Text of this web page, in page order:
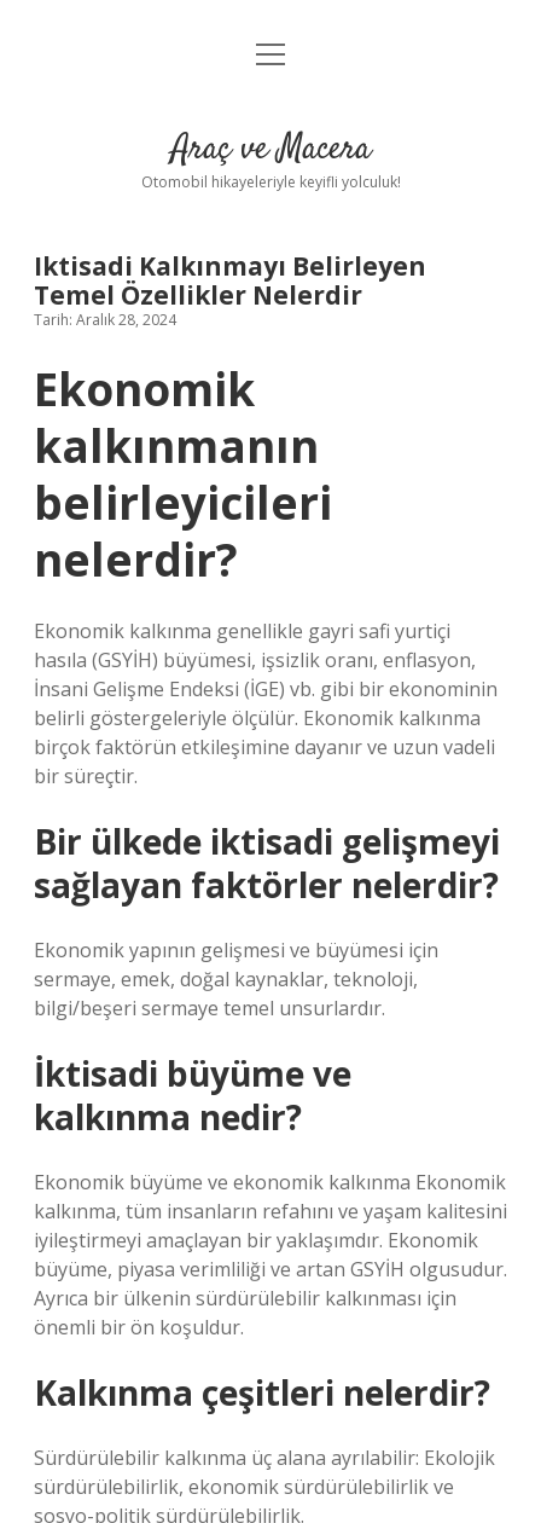
Anasayfa
Yasal Uyarı
menüyü
Araç ve Macera
Otomobil hikayeleriyle keyifli yolculuk!
Iktisadi Kalkınmayı Belirleyen
Temel Özellikler Nelerdir
Tarih: Aralık 28, 2024
Ekonomik
kalkınmanın
belirleyicileri
nelerdir?
Ekonomik kalkınma genellikle gayri safi yurtiçi
hasıla (GSYİH) büyümesi, işsizlik oranı, enflasyon,
İnsani Gelişme Endeksi (İGE) vb. gibi bir ekonominin
belirli göstergeleriyle ölçülür. Ekonomik kalkınma
birçok faktörün etkileşimine dayanır ve uzun vadeli
bir süreçtir.
Bir ülkede iktisadi gelişmeyi
sağlayan faktörler nelerdir?
Ekonomik yapının gelişmesi ve büyümesi için
sermaye, emek, doğal kaynaklar, teknoloji,
bilgi/beşeri sermaye temel unsurlardır.
İktisadi büyüme ve
kalkınma nedir?
Ekonomik büyüme ve ekonomik kalkınma Ekonomik
kalkınma, tüm insanların refahını ve yaşam kalitesini
iyileştirmeyi amaçlayan bir yaklaşımdır. Ekonomik
büyüme, piyasa verimliliği ve artan GSYİH olgusudur.
Ayrıca bir ülkenin sürdürülebilir kalkınması için
önemli bir ön koşuldur.
Kalkınma çeşitleri nelerdir?
Sürdürülebilir kalkınma üç alana ayrılabilir: Ekolojik
sürdürülebilirlik, ekonomik sürdürülebilirlik ve
sosyo-politik sürdürülebilirlik.